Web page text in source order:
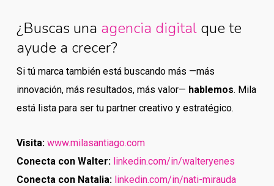
¿Buscas una agencia digitalque te
ayude a crecer?
Si tú marca también está buscando más —más
innovación, más resultados, más valor— hablemos. Mila
está lista para ser tu partner creativo y estratégico.
Visita: www.milasantiago.com
Conecta con Walter: linkedin.com/in/walteryenes
Conecta con Natalia: linkedin.com/in/nati-mirauda